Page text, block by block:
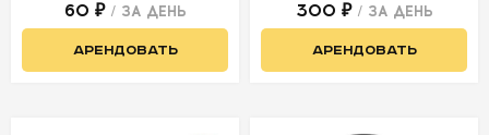
Система
компендиума
PolarPro
60 ₽ / ЗА ДЕНЬ
АРЕНДОВАТЬ
300 ₽ / ЗА ДЕНЬ
АРЕНДОВАТЬ